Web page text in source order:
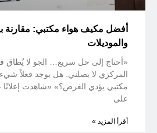
أفضل مكيف هواء مكتبي: مقارنة
والموديلات
«أحتاج إلى حل سريع… الجو لا يُطاق
المركزي لا يصلني. هل يوجد فعلاً
مكتبي يؤدي الغرض؟» «شاهدت
على
أقرأ المزيد »